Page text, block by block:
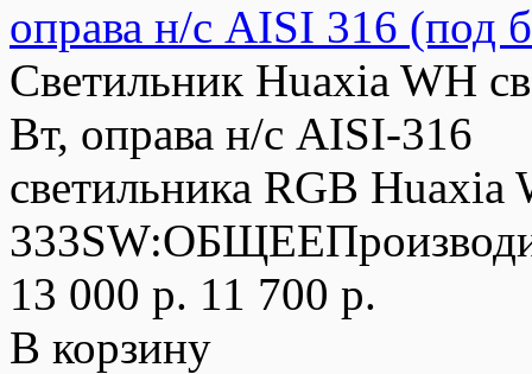
оправа н/с AISI 316 (под
Светильник Huaxia WH
Вт, оправа н/с AISI-316
светильника RGB
13 000 р. 11 700 р.
В корзину